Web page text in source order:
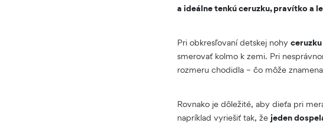
a ideálne tenkú ceruzku, pravítko a
Pri obkresľovaní detskej nohy
smerovať kolmo k zemi. Pri
rozmeru chodidla – čo môže
Rovnako je dôležité, aby dieťa pri
napríklad vyriešiť tak, že jeden